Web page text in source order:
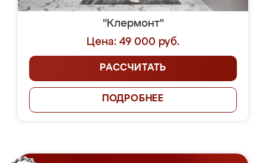
"Клермонт"
Цена: 49 000 руб.
РАССЧИТАТЬ
ПОДРОБНЕЕ